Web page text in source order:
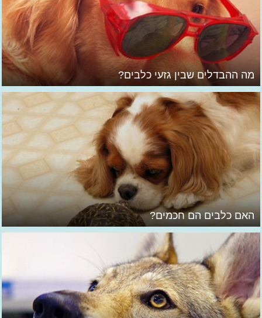
מה ההבדלים שבין גזעי כלבים?
האם כלבים הם חכמים?